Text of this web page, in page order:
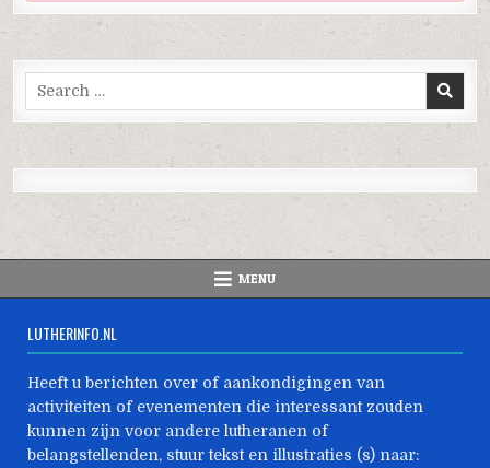
Search
for:
MENU
LUTHERINFO.NL
Heeft u berichten over of aankondigingen van
activiteiten of evenementen die interessant zouden
kunnen zijn voor andere lutheranen of
belangstellenden, stuur tekst en illustraties (s) naar: